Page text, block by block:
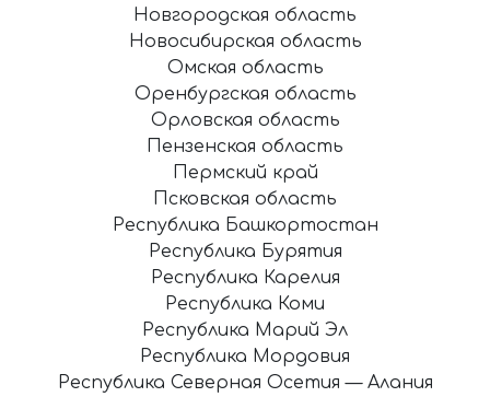
Новгородская область
Новосибирская область
Омская область
Оренбургская область
Орловская область
Пензенская область
Пермский край
Псковская область
Республика Башкортостан
Республика Бурятия
Республика Карелия
Республика Коми
Республика Марий Эл
Республика Мордовия
Республика Северная Осетия — Алания